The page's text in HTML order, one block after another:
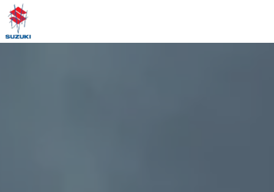
Panneau de gestion des cookies